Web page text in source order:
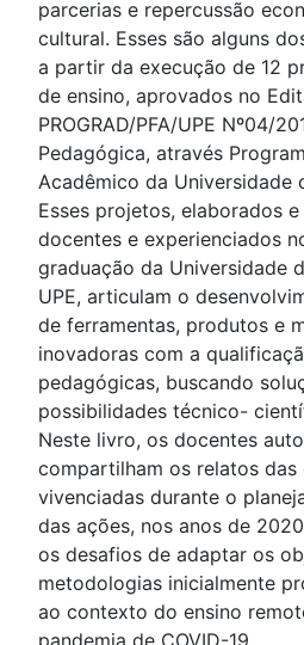
parcerias e repercussão
cultural. Esses são alguns
a partir da execução de 12
de ensino, aprovados no
PROGRAD/PFA/UPE Nº04/
Pedagógica, através
Acadêmico da Universidade
Esses projetos, elaborados
docentes e experienciados
graduação da Universidade
UPE, articulam o
de ferramentas, produtos e
inovadoras com a
pedagógicas, buscando
possibilidades técnico-
Neste livro, os docentes
compartilham os relatos das
vivenciadas durante o
das ações, nos anos de
os desafios de adaptar os
metodologias inicialmente
ao contexto do ensino
pandemia de COVID-19.